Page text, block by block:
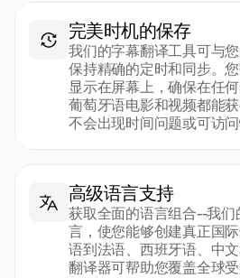
完美时机的保存
我们的字幕翻译工具可与
保持精确的定时和同步。
显示在屏幕上，确保在任
葡萄牙语电影和视频都能
不会出现时间问题或可访问
高级语言支持
获取全面的语言组合--我
言，使您能够创建真正国
语到法语、西班牙语、中
翻译器可帮助您覆盖全球